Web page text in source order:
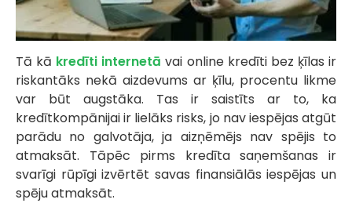
Tā kā kredīti internetā vai online kredīti bez ķīlas ir
riskantāks nekā aizdevums ar ķīlu, procentu likme
var būt augstāka. Tas ir saistīts ar to, ka
kredītkompānijai ir lielāks risks, jo nav iespējas atgūt
parādu no galvotāja, ja aizņēmējs nav spējis to
atmaksāt. Tāpēc pirms kredīta saņemšanas ir
svarīgi rūpīgi izvērtēt savas finansiālās iespējas un
spēju atmaksāt.